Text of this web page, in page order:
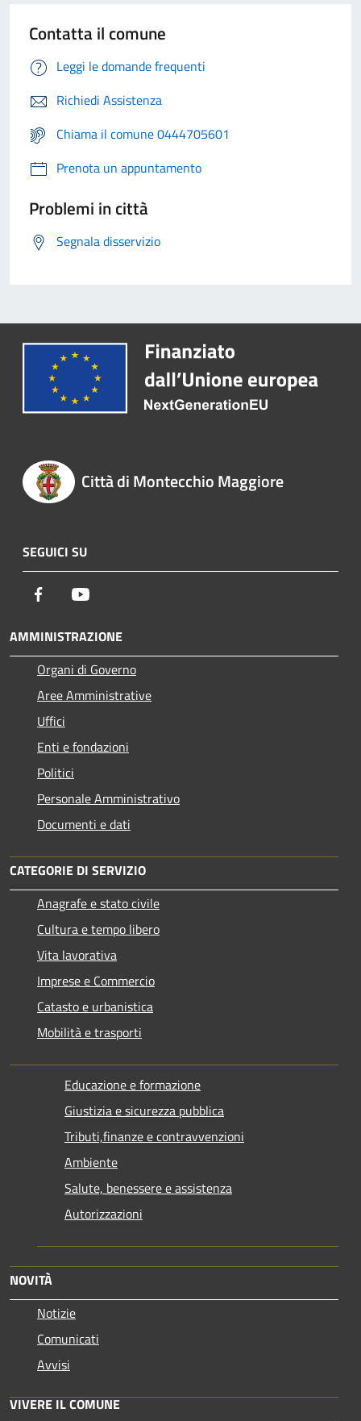
Contatta il comune
Leggi le domande frequenti
Richiedi Assistenza
Chiama il comune 0444705601
Prenota un appuntamento
Problemi in città
Segnala disservizio
Città di Montecchio Maggiore
SEGUICI SU
Facebook
AMMINISTRAZIONE
Organi di Governo
Aree Amministrative
Uffici
Enti e fondazioni
Politici
Personale Amministrativo
Documenti e dati
CATEGORIE DI SERVIZIO
Anagrafe e stato civile
Cultura e tempo libero
Vita lavorativa
Imprese e Commercio
Catasto e urbanistica
Mobilità e trasporti
Educazione e formazione
Giustizia e sicurezza pubblica
Tributi,finanze e contravvenzioni
Ambiente
Salute, benessere e assistenza
Autorizzazioni
NOVITÀ
Notizie
Comunicati
Avvisi
VIVERE IL COMUNE